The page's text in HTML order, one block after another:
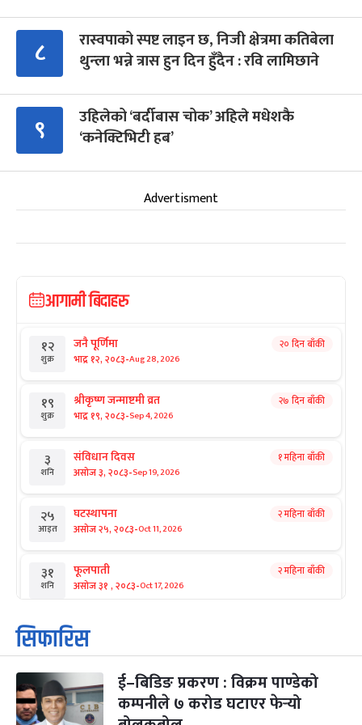
८
रास्वपाको स्पष्ट लाइन छ, निजी क्षेत्रमा कतिबेला
थुन्ला भन्ने त्रास हुन दिन हुँदैन : रवि लामिछाने
९
उहिलेको ‘बर्दीबास चोक’ अहिले मधेशकै
‘कनेक्टिभिटी हब’
Advertisment
आगामी बिदाहरु
१२
शुक्र
जनै पूर्णिमा
भाद्र १२, २०८३-Aug 28, 2026
२० दिन बाँकी
१९
शुक्र
श्रीकृष्ण जन्माष्टमी व्रत
भाद्र १९, २०८३-Sep 4, 2026
२७ दिन बाँकी
३
शनि
संविधान दिवस
असोज ३, २०८३-Sep 19, 2026
१ महिना बाँकी
२५
आइत
घटस्थापना
असोज २५, २०८३-Oct 11, 2026
२ महिना बाँकी
३१
शनि
फूलपाती
असोज ३१ , २०८३-Oct 17, 2026
२ महिना बाँकी
१
आइत
कार्तिक सङ्क्रान्ति
कार्तिक १, २०८३
३
मंगल
महानवमी
कार्तिक ३, २०८३-Oct 20, 2026
२ महिना बाँकी
सिफारिस
ई–बिडिङ प्रकरण : विक्रम पाण्डेको
कम्पनीले ७ करोड घटाएर फेर्‍यो